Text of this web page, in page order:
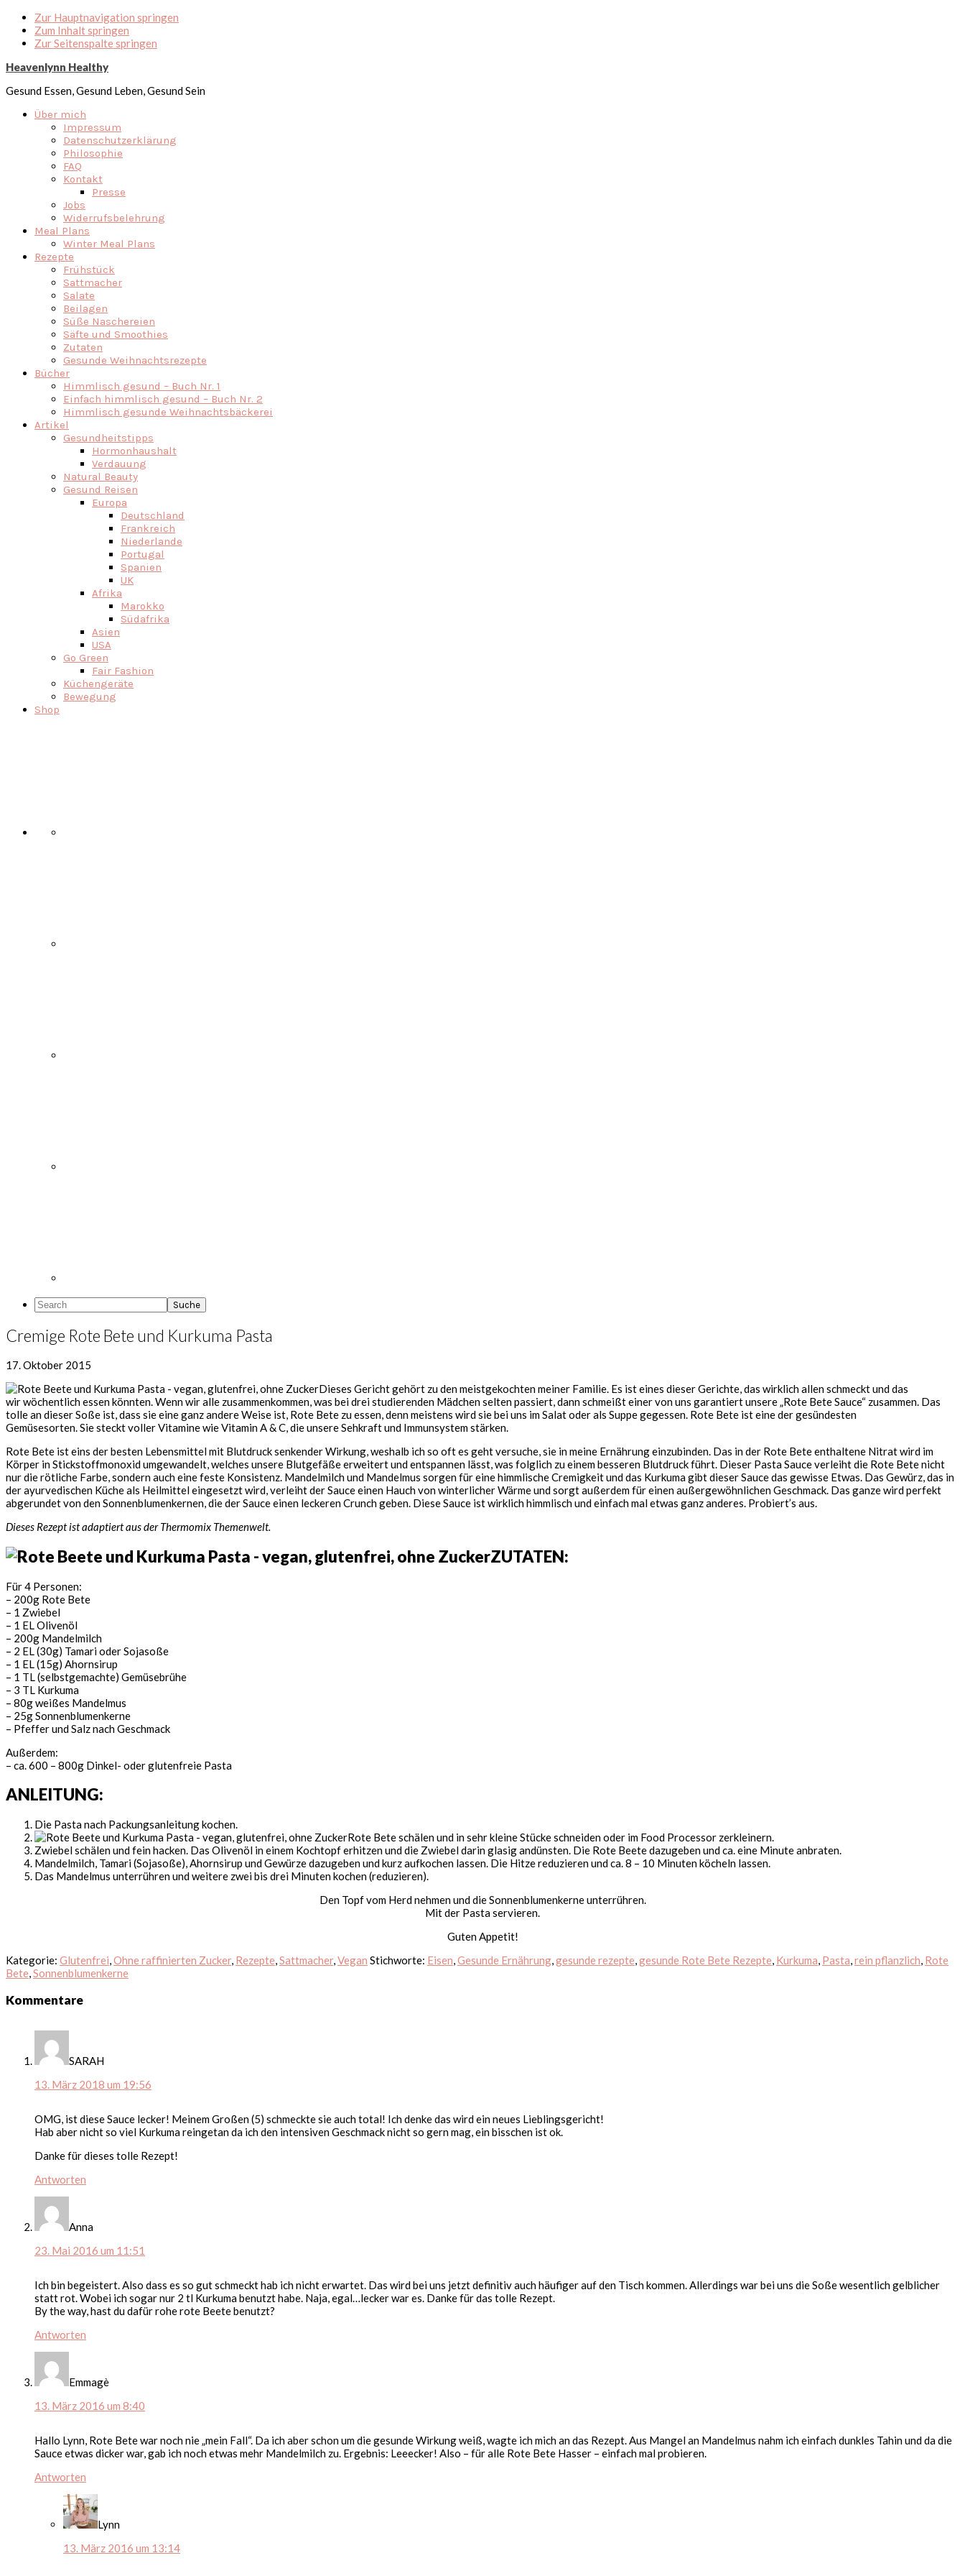
Zur Hauptnavigation springen
Zum Inhalt springen
Zur Seitenspalte springen
Heavenlynn Healthy
Gesund Essen, Gesund Leben, Gesund Sein
Über mich
Impressum
Datenschutzerklärung
Philosophie
FAQ
Kontakt
Presse
Jobs
Widerrufsbelehrung
Meal Plans
Winter Meal Plans
Rezepte
Frühstück
Sattmacher
Salate
Beilagen
Süße Naschereien
Säfte und Smoothies
Zutaten
Gesunde Weihnachtsrezepte
Bücher
Himmlisch gesund – Buch Nr. 1
Einfach himmlisch gesund – Buch Nr. 2
Himmlisch gesunde Weihnachtsbäckerei
Artikel
Gesundheitstipps
Hormonhaushalt
Verdauung
Natural Beauty
Gesund Reisen
Europa
Deutschland
Frankreich
Niederlande
Portugal
Spanien
UK
Afrika
Marokko
Südafrika
Asien
USA
Go Green
Fair Fashion
Küchengeräte
Bewegung
Shop
Search
Cremige Rote Bete und Kurkuma Pasta
17. Oktober 2015
Dieses Gericht gehört zu den meistgekochten meiner Familie. Es ist eines dieser Gerichte, das wirklich allen schmeckt und das
wir wöchentlich essen könnten. Wenn wir alle zusammenkommen, was bei drei studierenden Mädchen selten passiert, dann schmeißt einer von uns garantiert unsere „Rote Bete Sauce“ zusammen. Das
tolle an dieser Soße ist, dass sie eine ganz andere Weise ist, Rote Bete zu essen, denn meistens wird sie bei uns im Salat oder als Suppe gegessen. Rote Bete ist eine der gesündesten
Gemüsesorten. Sie steckt voller Vitamine wie Vitamin A & C, die unsere Sehkraft und Immunsystem stärken.
Rote Bete ist eins der besten Lebensmittel mit Blutdruck senkender Wirkung, weshalb ich so oft es geht versuche, sie in meine Ernährung einzubinden. Das in der Rote Bete enthaltene Nitrat wird im
Körper in Stickstoffmonoxid umgewandelt, welches unsere Blutgefäße erweitert und entspannen lässt, was folglich zu einem besseren Blutdruck führt. Dieser Pasta Sauce verleiht die Rote Bete nicht
nur die rötliche Farbe, sondern auch eine feste Konsistenz. Mandelmilch und Mandelmus sorgen für eine himmlische Cremigkeit und das Kurkuma gibt dieser Sauce das gewisse Etwas. Das Gewürz, das in
der ayurvedischen Küche als Heilmittel eingesetzt wird, verleiht der Sauce einen Hauch von winterlicher Wärme und sorgt außerdem für einen außergewöhnlichen Geschmack. Das ganze wird perfekt
abgerundet von den Sonnenblumenkernen, die der Sauce einen leckeren Crunch geben. Diese Sauce ist wirklich himmlisch und einfach mal etwas ganz anderes. Probiert’s aus.
Dieses Rezept ist adaptiert aus der Thermomix Themenwelt.
ZUTATEN:
Für 4 Personen:
– 200g Rote Bete
– 1 Zwiebel
– 1 EL Olivenöl
– 200g Mandelmilch
– 2 EL (30g) Tamari oder Sojasoße
– 1 EL (15g) Ahornsirup
– 1 TL (selbstgemachte) Gemüsebrühe
– 3 TL Kurkuma
– 80g weißes Mandelmus
– 25g Sonnenblumenkerne
– Pfeffer und Salz nach Geschmack
Außerdem:
– ca. 600 – 800g Dinkel- oder glutenfreie Pasta
ANLEITUNG:
Die Pasta nach Packungsanleitung kochen.
Rote Bete schälen und in sehr kleine Stücke schneiden oder im Food Processor zerkleinern.
Zwiebel schälen und fein hacken. Das Olivenöl in einem Kochtopf erhitzen und die Zwiebel darin glasig andünsten. Die Rote Beete dazugeben und ca. eine Minute anbraten.
Mandelmilch, Tamari (Sojasoße), Ahornsirup und Gewürze dazugeben und kurz aufkochen lassen. Die Hitze reduzieren und ca. 8 – 10 Minuten köcheln lassen.
Das Mandelmus unterrühren und weitere zwei bis drei Minuten kochen (reduzieren).
Den Topf vom Herd nehmen und die Sonnenblumenkerne unterrühren.
Mit der Pasta servieren.
Guten Appetit!
Kategorie: Glutenfrei,Ohne raffinierten Zucker, Rezepte,Sattmacher,Vegan Stichworte: Eisen,Gesunde Ernährung,gesunde rezepte,gesunde Rote Bete Rezepte, Kurkuma, Pasta,rein pflanzlich, Rote
Bete,Sonnenblumenkerne
Leser-
Kommentare
SARAH
13. März 2018 um 19:56
OMG, ist diese Sauce lecker! Meinem Großen (5) schmeckte sie auch total! Ich denke das wird ein neues Lieblingsgericht!
Hab aber nicht so viel Kurkuma reingetan da ich den intensiven Geschmack nicht so gern mag, ein bisschen ist ok.
Danke für dieses tolle Rezept!
Antworten
Anna
23. Mai 2016 um 11:51
Ich bin begeistert. Also dass es so gut schmeckt hab ich nicht erwartet. Das wird bei uns jetzt definitiv auch häufiger auf den Tisch kommen. Allerdings war bei uns die Soße wesentlich gelblicher
statt rot. Wobei ich sogar nur 2 tl Kurkuma benutzt habe. Naja, egal…lecker war es. Danke für das tolle Rezept.
By the way, hast du dafür rohe rote Beete benutzt?
Antworten
Emmagè
13. März 2016 um 8:40
Hallo Lynn, Rote Bete war noch nie „mein Fall“. Da ich aber schon um die gesunde Wirkung weiß, wagte ich mich an das Rezept. Aus Mangel an Mandelmus nahm ich einfach dunkles Tahin und da die
Sauce etwas dicker war, gab ich noch etwas mehr Mandelmilch zu. Ergebnis: Leeecker! Also – für alle Rote Bete Hasser – einfach mal probieren.
Antworten
Lynn
13. März 2016 um 13:14